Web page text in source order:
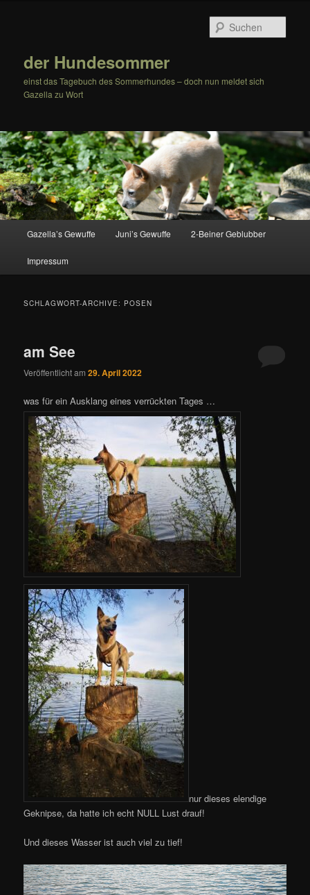
der Hundesommer
einst das Tagebuch des Sommerhundes – doch nun meldet sich
Gazella zu Wort
Gazella’s Gewuffe Juni’s Gewuffe 2-Beiner Geblubber
Impressum
SCHLAGWORT-ARCHIVE: POSEN
am See
Veröffentlicht am29. April 2022
was für ein Ausklang eines verrückten Tages …
nur dieses elendige
Geknipse, da hatte ich echt NULL Lust drauf!
Und dieses Wasser ist auch viel zu tief!
Video-
Player